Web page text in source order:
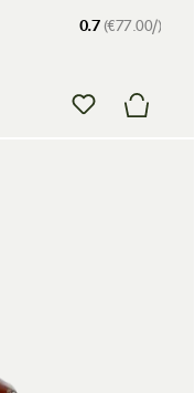
0.7(€77.00/)